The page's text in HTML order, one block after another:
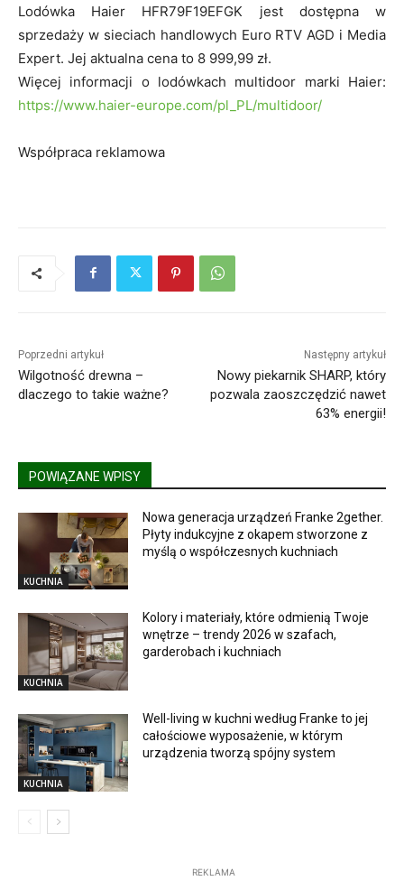
Lodówka Haier HFR79F19EFGK jest dostępna w
sprzedaży w sieciach handlowych Euro RTV AGD i Media
Expert. Jej aktualna cena to 8 999,99 zł.
Więcej informacji o lodówkach multidoor marki Haier:
https://www.haier-europe.com/pl_PL/multidoor/
Współpraca reklamowa
Poprzedni artykuł
Wilgotność drewna –
dlaczego to takie ważne?
Następny artykuł
Nowy piekarnik SHARP, który
pozwala zaoszczędzić nawet
63% energii!
POWIĄZANE WPISY
KUCHNIA
Nowa generacja urządzeń Franke 2gether.
Płyty indukcyjne z okapem stworzone z
myślą o współczesnych kuchniach
KUCHNIA
Kolory i materiały, które odmienią Twoje
wnętrze – trendy 2026 w szafach,
garderobach i kuchniach
KUCHNIA
Well-living w kuchni według Franke to jej
całościowe wyposażenie, w którym
urządzenia tworzą spójny system
REKLAMA